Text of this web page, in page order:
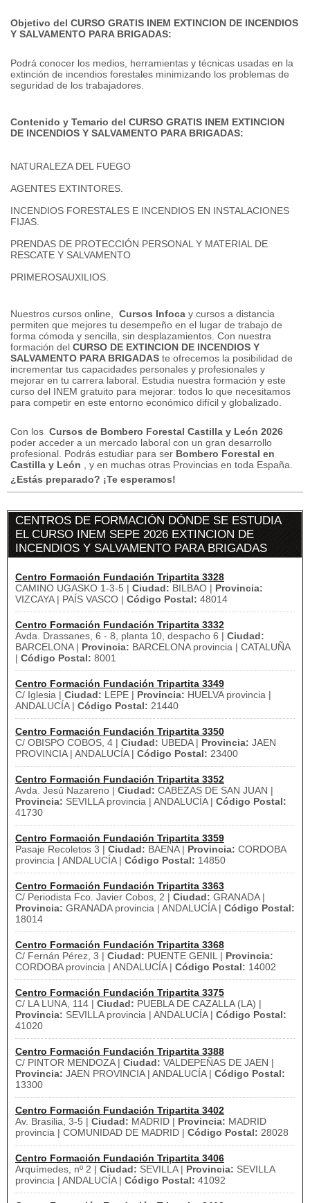
Objetivo del CURSO GRATIS INEM EXTINCION DE INCENDIOS
Y SALVAMENTO PARA BRIGADAS:
Podrá conocer los medios, herramientas y técnicas usadas en la
extinción de incendios forestales minimizando los problemas de
seguridad de los trabajadores.
Contenido y Temario del CURSO GRATIS INEM EXTINCION
DE INCENDIOS Y SALVAMENTO PARA BRIGADAS:
NATURALEZA DEL FUEGO
AGENTES EXTINTORES.
INCENDIOS FORESTALES E INCENDIOS EN INSTALACIONES
FIJAS.
PRENDAS DE PROTECCIÓN PERSONAL Y MATERIAL DE
RESCATE Y SALVAMENTO
PRIMEROSAUXILIOS.
Nuestros cursos online, Cursos Infoca y cursos a distancia
permiten que mejores tu desempeño en el lugar de trabajo de
forma cómoda y sencilla, sin desplazamientos. Con nuestra
formación del CURSO DE EXTINCION DE INCENDIOS Y
SALVAMENTO PARA BRIGADAS te ofrecemos la posibilidad de
incrementar tus capacidades personales y profesionales y
mejorar en tu carrera laboral. Estudia nuestra formación y este
curso del INEM gratuito para mejorar: todos lo que necesitamos
para competir en este entorno económico difícil y globalizado.
Con los Cursos de Bombero Forestal Castilla y León 2026
poder acceder a un mercado laboral con un gran desarrollo
profesional. Podrás estudiar para ser Bombero Forestal en
Castilla y León , y en muchas otras Provincias en toda España.
¿Estás preparado? ¡Te esperamos!
CENTROS DE FORMACIÓN DÓNDE SE ESTUDIA
EL CURSO INEM SEPE 2026 EXTINCION DE
INCENDIOS Y SALVAMENTO PARA BRIGADAS
Centro Formación Fundación Tripartita 3328
CAMINO UGASKO 1-3-5 | Ciudad: BILBAO | Provincia:
VIZCAYA | PAÍS VASCO | Código Postal: 48014
Centro Formación Fundación Tripartita 3332
Avda. Drassanes, 6 - 8, planta 10, despacho 6 | Ciudad:
BARCELONA | Provincia: BARCELONA provincia | CATALUÑA
| Código Postal: 8001
Centro Formación Fundación Tripartita 3349
C/ Iglesia | Ciudad: LEPE | Provincia: HUELVA provincia |
ANDALUCÍA | Código Postal: 21440
Centro Formación Fundación Tripartita 3350
C/ OBISPO COBOS, 4 | Ciudad: UBEDA | Provincia: JAEN
PROVINCIA | ANDALUCÍA | Código Postal: 23400
Centro Formación Fundación Tripartita 3352
Avda. Jesú Nazareno | Ciudad: CABEZAS DE SAN JUAN |
Provincia: SEVILLA provincia | ANDALUCÍA | Código Postal:
41730
Centro Formación Fundación Tripartita 3359
Pasaje Recoletos 3 | Ciudad: BAENA | Provincia: CORDOBA
provincia | ANDALUCÍA | Código Postal: 14850
Centro Formación Fundación Tripartita 3363
C/ Periodista Fco. Javier Cobos, 2 | Ciudad: GRANADA |
Provincia: GRANADA provincia | ANDALUCÍA | Código Postal:
18014
Centro Formación Fundación Tripartita 3368
C/ Fernán Pérez, 3 | Ciudad: PUENTE GENIL | Provincia:
CORDOBA provincia | ANDALUCÍA | Código Postal: 14002
Centro Formación Fundación Tripartita 3375
C/ LA LUNA, 114 | Ciudad: PUEBLA DE CAZALLA (LA) |
Provincia: SEVILLA provincia | ANDALUCÍA | Código Postal:
41020
Centro Formación Fundación Tripartita 3388
C/ PINTOR MENDOZA | Ciudad: VALDEPEÑAS DE JAEN |
Provincia: JAEN PROVINCIA | ANDALUCÍA | Código Postal:
13300
Centro Formación Fundación Tripartita 3402
Av. Brasilia, 3-5 | Ciudad: MADRID | Provincia: MADRID
provincia | COMUNIDAD DE MADRID | Código Postal: 28028
Centro Formación Fundación Tripartita 3406
Arquímedes, nº 2 | Ciudad: SEVILLA | Provincia: SEVILLA
provincia | ANDALUCÍA | Código Postal: 41092